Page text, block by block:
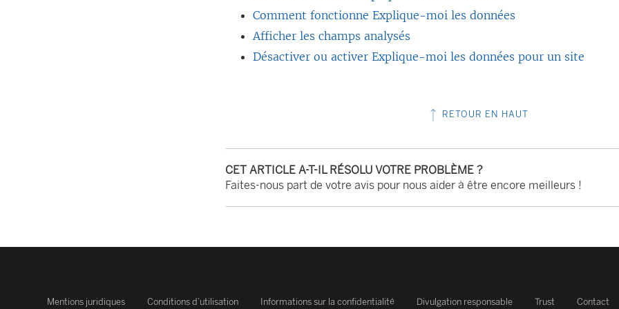
Comment fonctionne Explique-moi les données
Afficher les champs analysés
Désactiver ou activer Explique-moi les données pour un site
RETOUR EN HAUT
CET ARTICLE A-T-IL RÉSOLU VOTRE PROBLÈME ?
Faites-nous part de votre avis pour nous aider à être encore meilleurs !
Mentions juridiques Conditions d’utilisation Informations sur la confidentialité Divulgation responsable Trust Contact